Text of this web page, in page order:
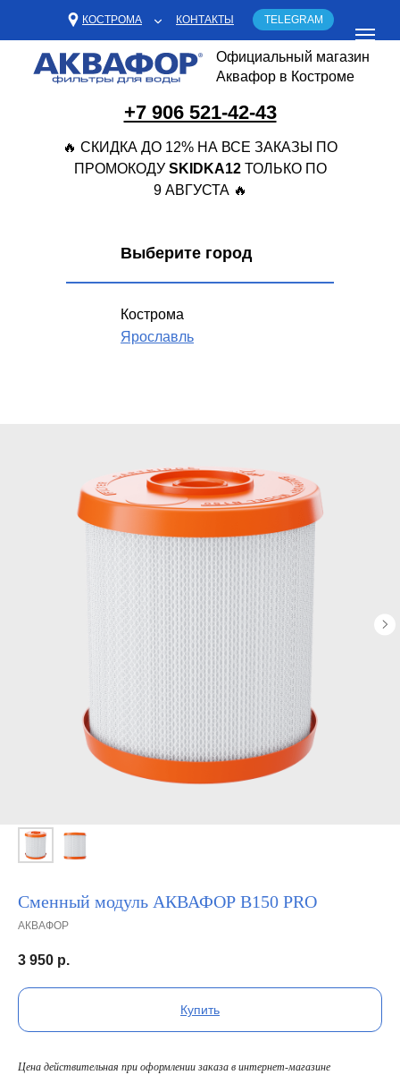
+7 906 521-42-43
КОСТРОМА
Официальный магазин
Аквафор в Костроме
🔥 СКИДКА ДО 12% НА ВСЕ ЗАКАЗЫ ПО
ПРОМОКОДУ SKIDKA12 ТОЛЬКО ПО
9 АВГУСТА 🔥
КОНТАКТЫ TELEGRAM
Кострома
Ярославль
Выберите город
Сменный модуль АКВАФОР В150 PRO
АКВАФОР
3 950 р.
Купить
Цена действительная при оформлении заказа в интернет-магазине